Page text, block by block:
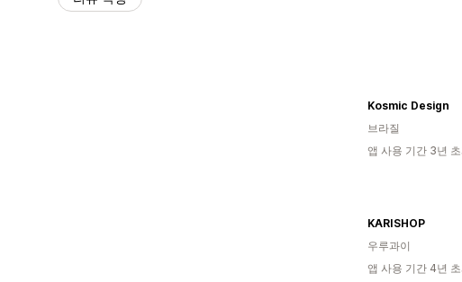
Kosmic Design
브라질
앱 사용 기간 3년
KARISHOP
우루과이
앱 사용 기간 4년